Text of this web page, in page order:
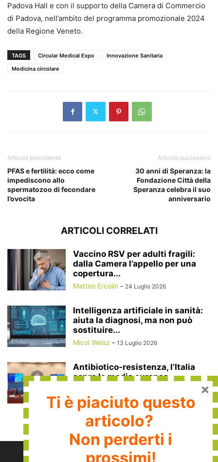
Padova Hall e con il supporto della Camera di Commercio
di Padova, nell’ambito del programma promozionale 2024
della Regione Veneto.
TAGS Circular Medical Expo
Innovazione Sanitaria
Medicina circolare
Articolo precedente
PFAS e fertilità: ecco come
impediscono allo
spermatozoo di fecondare
l’ovocita
Articolo successivo
30 anni di Speranza: la
Fondazione Città della
Speranza celebra il suo
anniversario
ARTICOLI CORRELATI
Vaccino RSV per adulti fragili:
dalla Camera l’appello per una
copertura...
Matteo Ercolin - 24 Luglio 2026
Intelligenza artificiale in sanità:
aiuta la diagnosi, ma non può
sostituire...
Micol Weisz - 13 Luglio 2026
Antibiotico-resistenza, l’Italia
sopra la media europea
Ti è piaciuto questo
articolo?
Non perderti i
prossimi!
×